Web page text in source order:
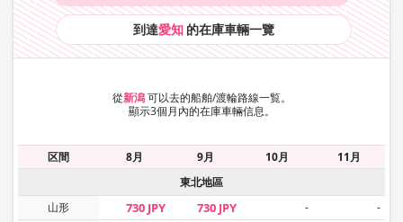
到達愛知 的在庫車輛一覽
從新潟 可以去的船舶/渡輪路線一覧。
顯示3個月內的在庫車輛信息。
区間 8月 9月 10月
11月
東北地區
山形
730 JPY 730 JPY -
-